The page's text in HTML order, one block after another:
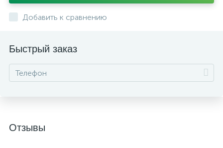
Добавить к сравнению
Быстрый заказ
Отзывы